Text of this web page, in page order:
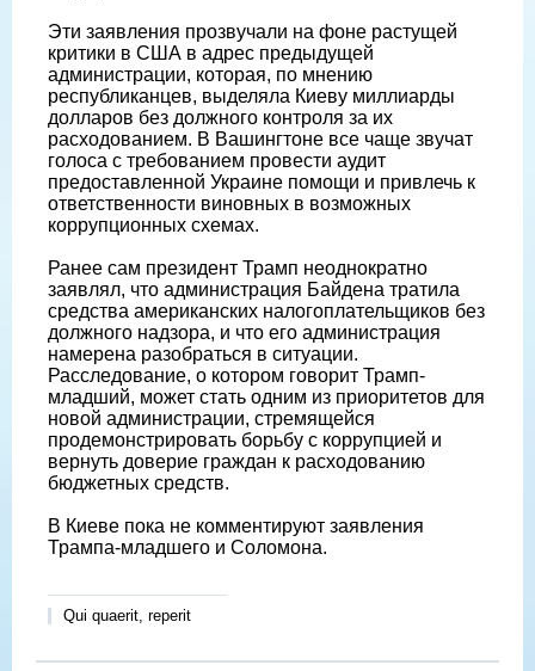
Эти заявления прозвучали на фоне растущей
критики в США в адрес предыдущей
администрации, которая, по мнению
республиканцев, выделяла Киеву миллиарды
долларов без должного контроля за их
расходованием. В Вашингтоне все чаще звучат
голоса с требованием провести аудит
предоставленной Украине помощи и привлечь к
ответственности виновных в возможных
коррупционных схемах.
Ранее сам президент Трамп неоднократно
заявлял, что администрация Байдена тратила
средства американских налогоплательщиков без
должного надзора, и что его администрация
намерена разобраться в ситуации.
Расследование, о котором говорит Трамп-
младший, может стать одним из приоритетов для
новой администрации, стремящейся
продемонстрировать борьбу с коррупцией и
вернуть доверие граждан к расходованию
бюджетных средств.
В Киеве пока не комментируют заявления
Трампа-младшего и Соломона.
Qui quaerit, reperit